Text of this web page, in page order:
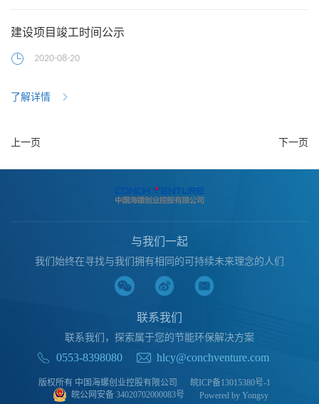
建设项目竣工时间公示
2020-08-20
了解详情
上一页 下一页
与我们一起
我们始终在寻找与我们拥有相同的可持续未来理念的人们
联系我们
联系我们，探索属于您的节能环保解决方案
0553-8398080 hlcy@conchventure.com
版权所有 中国海螺创业控股有限公司
皖ICP备13015380号-1
皖公网安备 34020702000083号
Powered by Yongsy